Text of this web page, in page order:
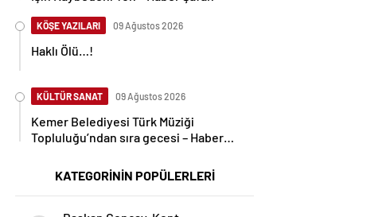
KÖŞE YAZILARI 09 Ağustos 2026
Haklı Ölü…!
KÜLTÜR SANAT 09 Ağustos 2026
Kemer Belediyesi Türk Müziği
Topluluğu’ndan sıra gecesi – Haber
KATEGORİNİN POPÜLERLERİ